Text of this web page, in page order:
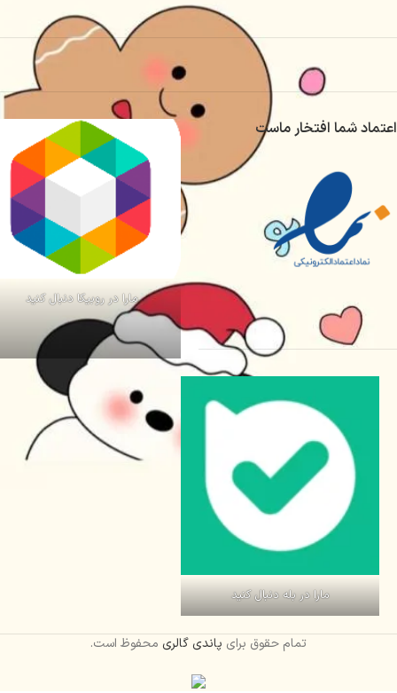
اعتماد شما افتخار ماست
مارا در روبیکا دنبال کنید
مارا در بله دنبال کنید
تمام حقوق برای پاندی گالری محفوظ است.